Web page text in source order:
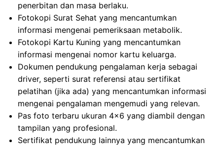
penerbitan dan masa berlaku.
Fotokopi Surat Sehat yang mencantumkan
informasi mengenai pemeriksaan metabolik.
Fotokopi Kartu Kuning yang mencantumkan
informasi mengenai nomor kartu keluarga.
Dokumen pendukung pengalaman kerja sebagai
driver, seperti surat referensi atau sertifikat
pelatihan (jika ada) yang mencantumkan informasi
mengenai pengalaman mengemudi yang relevan.
Pas foto terbaru ukuran 4×6 yang diambil dengan
tampilan yang profesional.
Sertifikat pendukung lainnya yang mencantumkan